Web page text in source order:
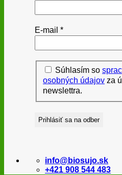
E-mail *
Súhlasím so
osobných údajov za
newslettra.
info@biosujo.sk
+421 908 544 483